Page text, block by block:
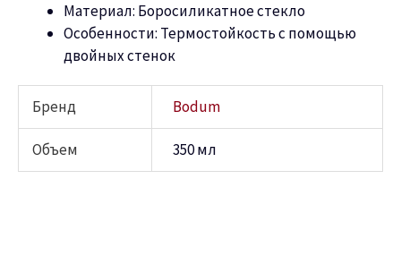
Материал: Боросиликатное стекло
Особенности: Термостойкость с помощью
двойных стенок
Бренд Bodum
Объем 350 мл